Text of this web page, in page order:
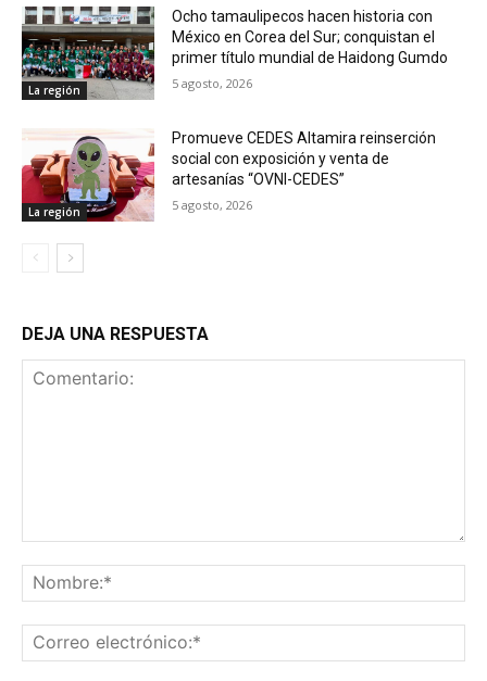
La región
Ocho tamaulipecos hacen historia con
México en Corea del Sur; conquistan el
primer título mundial de Haidong Gumdo
5 agosto, 2026
La región
Promueve CEDES Altamira reinserción
social con exposición y venta de
artesanías “OVNI-CEDES”
5 agosto, 2026
DEJA UNA RESPUESTA